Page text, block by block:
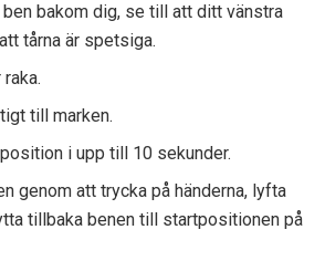
ben bakom dig, se till att ditt vänstra
tårna är spetsiga.
till marken.
i upp till 10 sekunder.
genom att trycka på händerna, lyfta
tillbaka benen till startpositionen på